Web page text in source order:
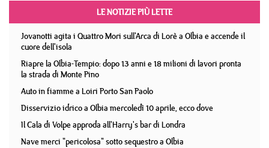
LE NOTIZIE PIÙ LETTE
Jovanotti agita i Quattro Mori sull'Arca di Lorè a Olbia e accende il
cuore dell'isola
Riapre la Olbia-Tempio: dopo 13 anni e 18 milioni di lavori pronta
la strada di Monte Pino
Auto in fiamme a Loiri Porto San Paolo
Disservizio idrico a Olbia mercoledì 10 aprile, ecco dove
Il Cala di Volpe approda all'Harry's bar di Londra
Nave merci "pericolosa" sotto sequestro a Olbia